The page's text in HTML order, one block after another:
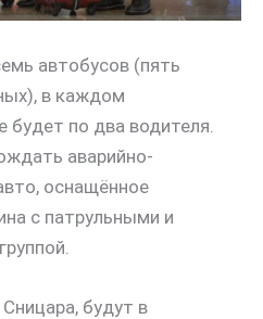
автобусов (пять
в каждом
будет по два водителя.
аварийно-
оснащённое
с патрульными и
будут в